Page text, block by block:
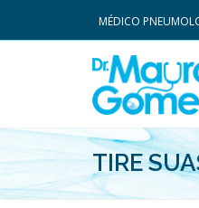
MÉDICO
TIRE